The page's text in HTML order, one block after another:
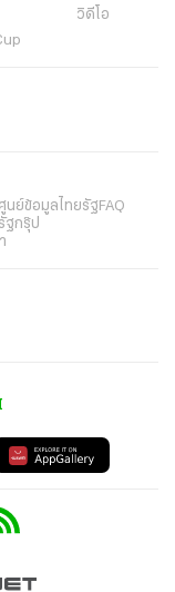
วิดีโอ
ศูนย์ข้อมูลไทยรัฐFAQ
ฐกรุ๊ป